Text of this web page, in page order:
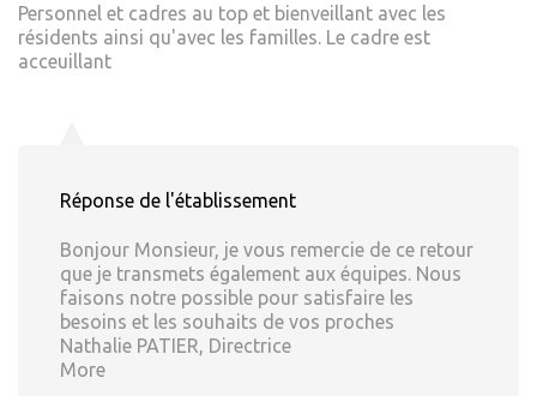
Personnel et cadres au top et bienveillant avec les
résidents ainsi qu'avec les familles. Le cadre est
acceuillant
Réponse de l'établissement
Bonjour Monsieur, je vous remercie de ce retour
que je transmets également aux équipes. Nous
faisons notre possible pour satisfaire les
besoins et les souhaits de vos proches
Nathalie PATIER, Directrice
More